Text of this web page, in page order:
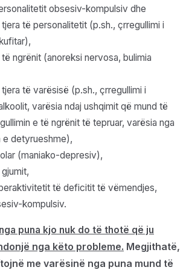
obsesiv-kompulsiv dhe
të personalitetit (p.sh., çrregullimi i
ngrënit (anoreksi nervosa, bulimia
të varësisë (p.sh., çrregullimi i
varësia ndaj ushqimit që mund të
e të ngrënit të tepruar, varësia nga
detyrueshme),
(maniako-depresiv),
të deficitit të vëmendjes,
kompulsiv.
puna kjo nuk do të thotë që ju
nga këto probleme. Megjithatë,
me varësinë nga puna mund të